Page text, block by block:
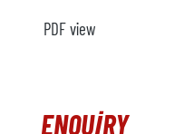
PDF view
ENQUIRY